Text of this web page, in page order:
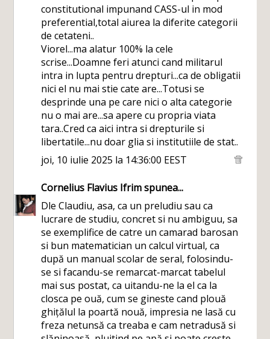
constitutional impunand CASS-ul in mod
preferential,total aiurea la diferite categorii
de cetateni..
Viorel...ma alatur 100% la cele
scrise...Doamne feri atunci cand militarul
intra in lupta pentru drepturi...ca de obligatii
nici el nu mai stie cate are...Totusi se
desprinde una pe care nici o alta categorie
nu o mai are...sa apere cu propria viata
tara..Cred ca aici intra si drepturile si
libertatile...nu doar glia si institutiile de stat..
joi, 10 iulie 2025 la 14:36:00 EEST
Cornelius Flavius Ifrimspunea...
Dle Claudiu, asa, ca un preludiu sau ca
lucrare de studiu, concret si nu ambiguu, sa
se exemplifice de catre un camarad barosan
si bun matematician un calcul virtual, ca
după un manual scolar de seral, folosindu-
se si facandu-se remarcat-marcat tabelul
mai sus postat, ca uitandu-ne la el ca la
closca pe ouă, cum se gineste cand plouă
ghițălul la poartă nouă, impresia ne lasă cu
freza netunsă ca treaba e cam netradusă si